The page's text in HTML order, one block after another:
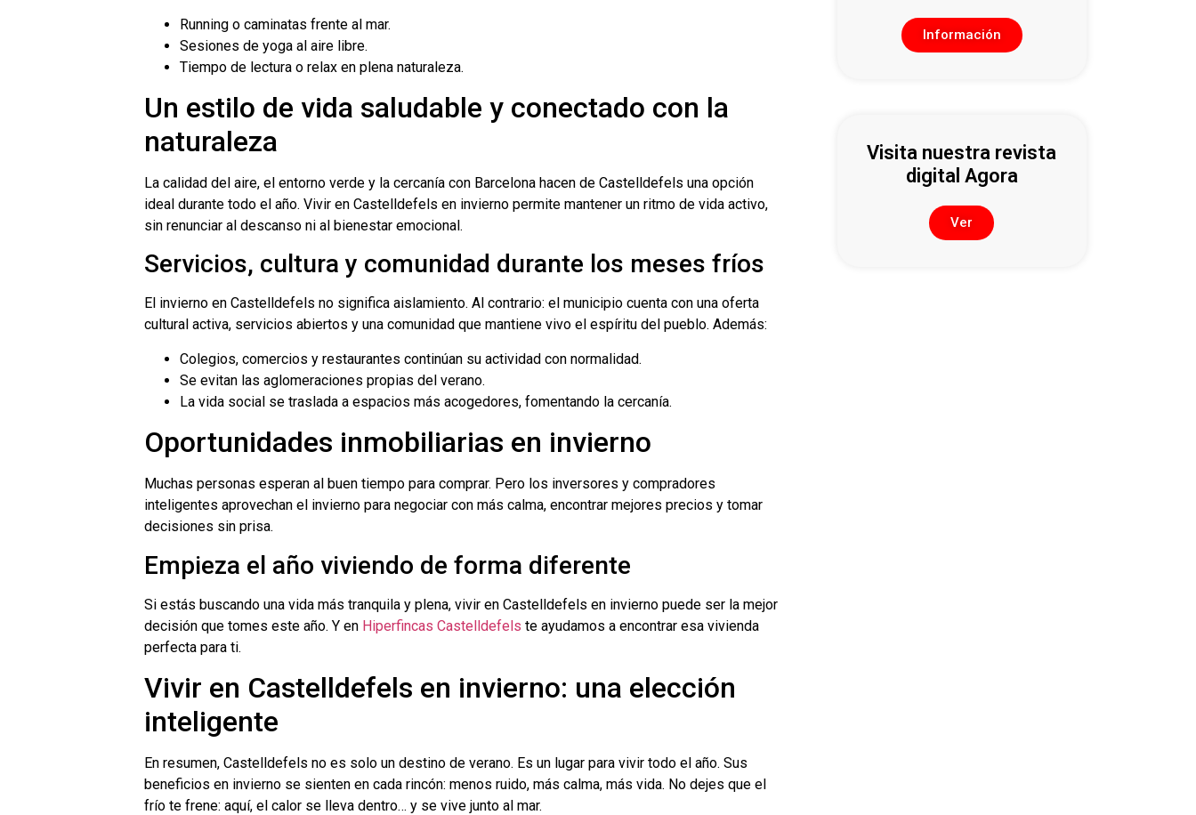
Running o caminatas frente al mar.
Sesiones de yoga al aire libre.
Tiempo de lectura o relax en plena naturaleza.
Un estilo de vida saludable y conectado con la
naturaleza
La calidad del aire, el entorno verde y la cercanía con Barcelona hacen de Castelldefels una opción
ideal durante todo el año. Vivir en Castelldefels en invierno permite mantener un ritmo de vida activo,
sin renunciar al descanso ni al bienestar emocional.
Servicios, cultura y comunidad durante los meses fríos
El invierno en Castelldefels no significa aislamiento. Al contrario: el municipio cuenta con una oferta
cultural activa, servicios abiertos y una comunidad que mantiene vivo el espíritu del pueblo. Además:
Colegios, comercios y restaurantes continúan su actividad con normalidad.
Se evitan las aglomeraciones propias del verano.
La vida social se traslada a espacios más acogedores, fomentando la cercanía.
Oportunidades inmobiliarias en invierno
Muchas personas esperan al buen tiempo para comprar. Pero los inversores y compradores
inteligentes aprovechan el invierno para negociar con más calma, encontrar mejores precios y tomar
decisiones sin prisa.
Empieza el año viviendo de forma diferente
Si estás buscando una vida más tranquila y plena, vivir en Castelldefels en invierno puede ser la mejor
decisión que tomes este año. Y en Hiperfincas Castelldefels te ayudamos a encontrar esa vivienda
perfecta para ti.
Vivir en Castelldefels en invierno: una elección
inteligente
En resumen, Castelldefels no es solo un destino de verano. Es un lugar para vivir todo el año. Sus
beneficios en invierno se sienten en cada rincón: menos ruido, más calma, más vida. No dejes que el
frío te frene: aquí, el calor se lleva dentro… y se vive junto al mar.
Información
Visita nuestra revista
digital Agora
Ver